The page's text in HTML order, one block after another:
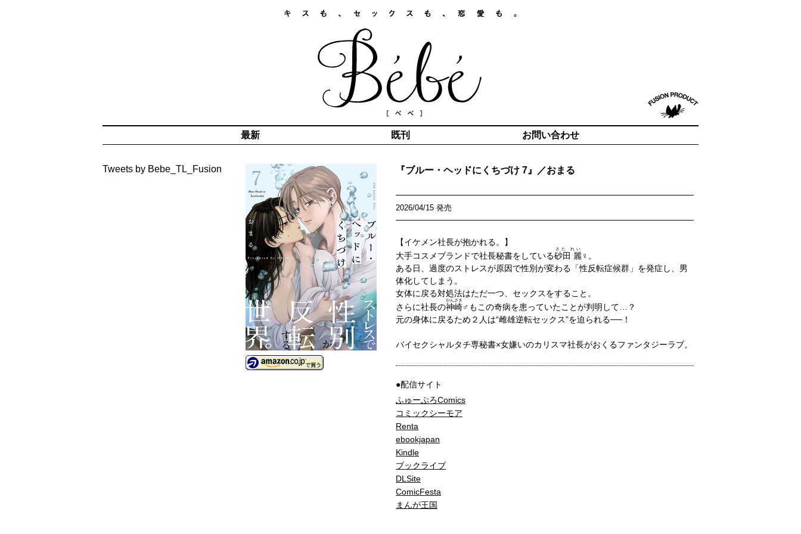
最新 既刊 お問い合わせ
『ブルー・ヘッドにくちづけ 7』／おまる
2026/04/15 発売
【イケメン社長が抱かれる。】
大手コスメブランドで社長秘書をしている砂田 麗
さた れい
♀。
ある日、過度のストレスが原因で性別が変わる「性反転症候群」を発症し、男
体化してしまう。
女体に戻る対処法はただ一つ、セックスをすること。
さらに社長の神崎
かんざき
♂もこの奇病を患っていたことが判明して…？
元の身体に戻るため２人は“雌雄逆転セックス”を迫られる──！
バイセクシャルタチ専秘書×女嫌いのカリスマ社長がおくるファンタジーラブ。
●配信サイト
ふゅーぷろComics
コミックシーモア
Renta
ebookjapan
Kindle
ブックライブ
DLSite
ComicFesta
まんが王国
Tweets by Bebe_TL_Fusion